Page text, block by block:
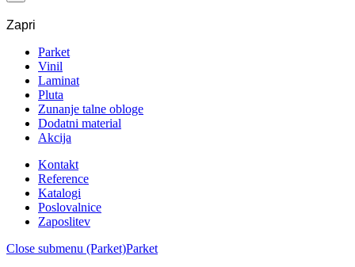
Zapri
Parket
Vinil
Laminat
Pluta
Zunanje talne obloge
Dodatni material
Akcija
Kontakt
Reference
Katalogi
Poslovalnice
Zaposlitev
Close submenu (Parket)Parket